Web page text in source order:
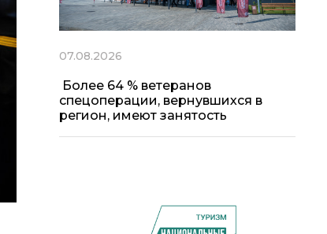
07.08.2026
Более 64 % ветеранов
спецоперации, вернувшихся в
регион, имеют занятость